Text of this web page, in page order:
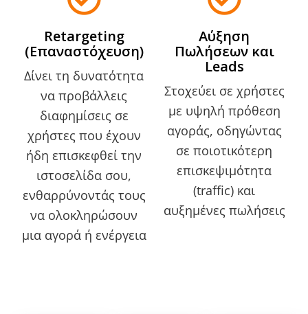
Retargeting
(Επαναστόχευση)
Δίνει τη δυνατότητα
να προβάλλεις
διαφημίσεις σε
χρήστες που έχουν
ήδη επισκεφθεί την
ιστοσελίδα σου,
ενθαρρύνοντάς τους
να ολοκληρώσουν
μια αγορά ή ενέργεια
Αύξηση
Πωλήσεων και
Leads
Στοχεύει σε χρήστες
με υψηλή πρόθεση
αγοράς, οδηγώντας
σε ποιοτικότερη
επισκεψιμότητα
(traffic) και
αυξημένες πωλήσεις